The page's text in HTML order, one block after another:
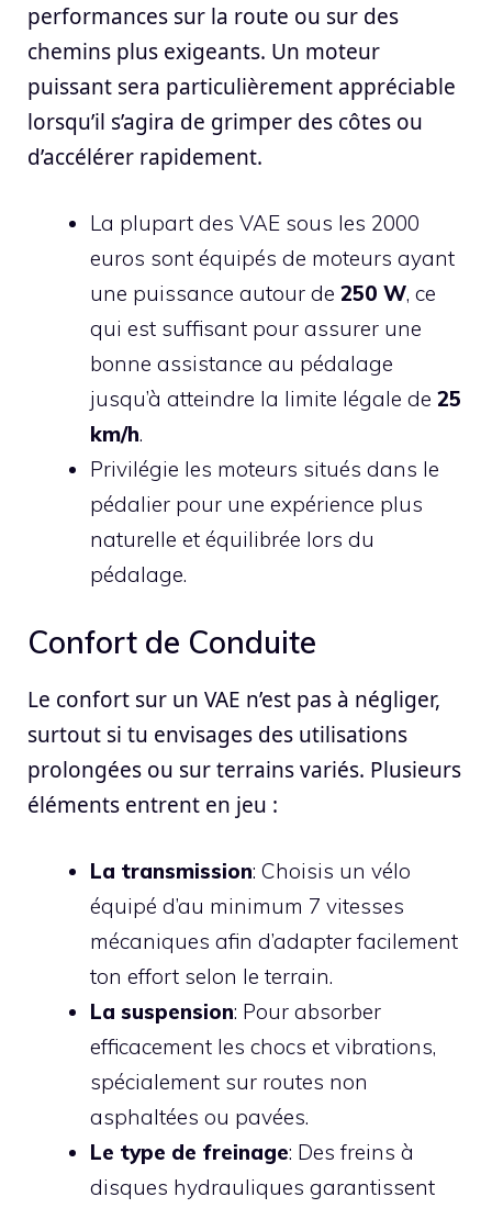
performances sur la route ou sur des
chemins plus exigeants. Un moteur
puissant sera particulièrement appréciable
lorsqu’il s’agira de grimper des côtes ou
d’accélérer rapidement.
La plupart des VAE sous les 2000
euros sont équipés de moteurs ayant
une puissance autour de 250 W, ce
qui est suffisant pour assurer une
bonne assistance au pédalage
jusqu’à atteindre la limite légale de 25
km/h.
Privilégie les moteurs situés dans le
pédalier pour une expérience plus
naturelle et équilibrée lors du
pédalage.
Confort de Conduite
Le confort sur un VAE n’est pas à négliger,
surtout si tu envisages des utilisations
prolongées ou sur terrains variés. Plusieurs
éléments entrent en jeu :
La transmission: Choisis un vélo
équipé d’au minimum 7 vitesses
mécaniques afin d’adapter facilement
ton effort selon le terrain.
La suspension: Pour absorber
efficacement les chocs et vibrations,
spécialement sur routes non
asphaltées ou pavées.
Le type de freinage: Des freins à
disques hydrauliques garantissent